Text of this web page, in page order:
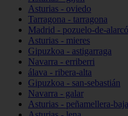
Asturias - oviedo
Tarragona - tarragona
Madrid - pozuelo-de-
Asturias - mieres
Gipuzkoa - astigarraga
Navarra - erriberri
álava - ribera-alta
Gipuzkoa - san-sebastián
Navarra - galar
Asturias - peñamellera-baja